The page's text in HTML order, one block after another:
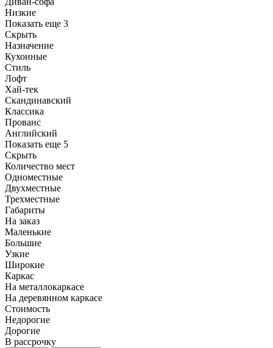
Низкие
Показать еще 3
Скрыть
Назначение
Кухонные
Стиль
Лофт
Хай-тек
Скандинавский
Классика
Прованс
Английский
Показать еще 5
Скрыть
Количество мест
Одноместные
Двухместные
Трехместные
Габариты
На заказ
Маленькие
Большие
Узкие
Широкие
Каркас
На металлокаркасе
На деревянном каркасе
Стоимость
Недорогие
Дорогие
В рассрочку